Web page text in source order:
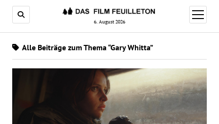
6. August 2026
Menü
öffnen
Alle Beiträge zum Thema “Gary Whitta”